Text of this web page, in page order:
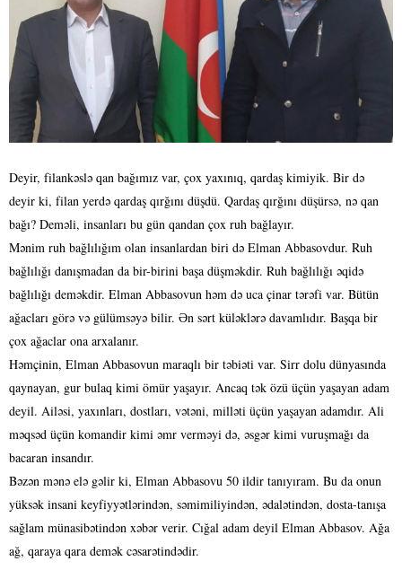
Deyir, filankəslə qan bağımız var, çox yaxınıq, qardaş kimiyik. Bir də
deyir ki, filan yerdə qardaş qırğını düşdü. Qardaş qırğını düşürsə, nə qan
bağı? Deməli, insanları bu gün qandan çox ruh bağlayır.
Mənim ruh bağlılığım olan insanlardan biri də Elman Abbasovdur. Ruh
bağlılığı danışmadan da bir-birini başa düşməkdir. Ruh bağlılığı əqidə
bağlılığı deməkdir. Elman Abbasovun həm də uca çinar tərəfi var. Bütün
ağacları görə və gülümsəyə bilir. Ən sərt küləklərə davamlıdır. Başqa bir
çox ağaclar ona arxalanır.
Həmçinin, Elman Abbasovun maraqlı bir təbiəti var. Sirr dolu dünyasında
qaynayan, gur bulaq kimi ömür yaşayır. Ancaq tək özü üçün yaşayan adam
deyil. Ailəsi, yaxınları, dostları, vətəni, milləti üçün yaşayan adamdır. Ali
məqsəd üçün komandir kimi əmr verməyi də, əsgər kimi vuruşmağı da
bacaran insandır.
Bəzən mənə elə gəlir ki, Elman Abbasovu 50 ildir tanıyıram. Bu da onun
yüksək insani keyfiyyətlərindən, səmimiliyindən, ədalətindən, dosta-tanışa
sağlam münasibətindən xəbər verir. Cığal adam deyil Elman Abbasov. Ağa
ağ, qaraya qara demək cəsarətindədir.